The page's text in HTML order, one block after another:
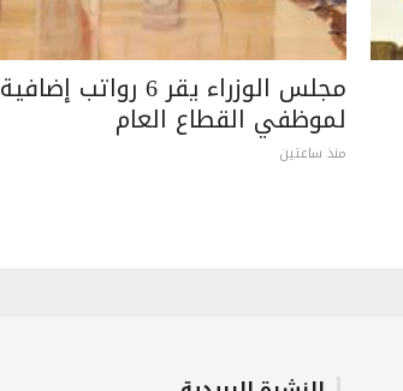
مجلس الوزراء يقر 6 رواتب إضافية
لموظفي القطاع العام
منذ ساعتين